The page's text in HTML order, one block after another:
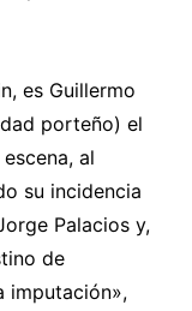
es Guillermo
porteño) el
al
su incidencia
Palacios y,
de
imputación»,